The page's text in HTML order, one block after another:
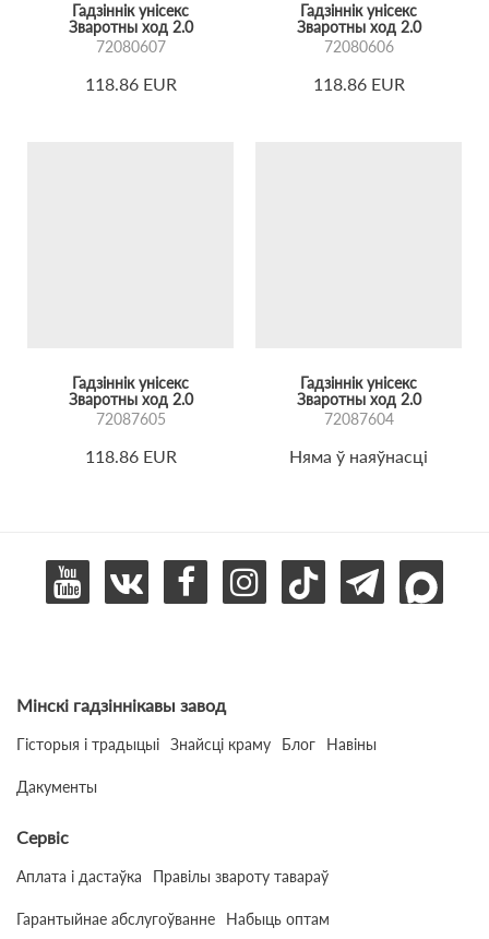
Гадзіннік унісекс
Зваротны ход 2.0
72080607
118.86 EUR
Гадзіннік унісекс
Зваротны ход 2.0
72080606
118.86 EUR
Гадзіннік унісекс
Зваротны ход 2.0
72087605
118.86 EUR
Гадзіннік унісекс
Зваротны ход 2.0
72087604
Няма ў наяўнасці
Мінскі гадзіннікавы завод
Гісторыя і традыцыі Знайсці краму Блог Навіны
Дакументы
Сервіс
Аплата і дастаўка Правілы звароту тавараў
Гарантыйнае абслугоўванне Набыць оптам